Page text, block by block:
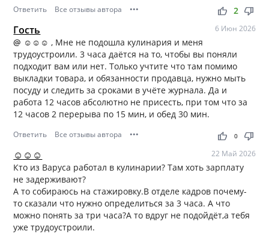
Ответить Все отзывы автора ••• thumb_up thumb_down
2
Гость 6 Июн 2026
@ ☺☺☺, Мне не подошла кулинария и меня
трудоустроили. 3 часа даётся на то, чтобы вы поняли
подходит вам или нет. Только учтите что там помимо
выкладки товара, и обязанности продавца, нужно мыть
посуду и следить за сроками в учёте журнала. Да и
работа 12 часов абсолютно не присесть, при том что за
12 часов 2 перерыва по 15 мин, и обед 30 мин.
Ответить Все отзывы автора ••• thumb_up thumb_down
0
☺☺☺ 22 Май 2026
Кто из Варуса работал в кулинарии? Там хоть зарплату
не задерживают?
А то собираюсь на стажировку.В отделе кадров почему-
то сказали что нужно определиться за 3 часа. А что
можно понять за три часа?А то вдруг не подойдёт,а тебя
уже трудоустроили.